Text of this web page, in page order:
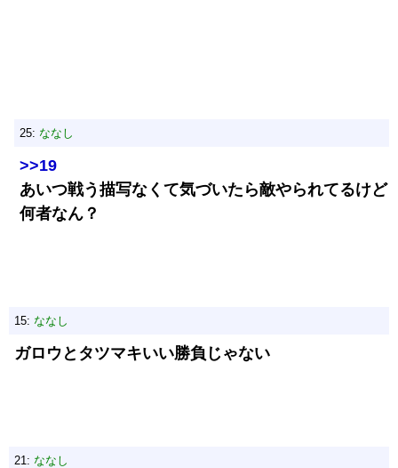
25: ななし
>>19
あいつ戦う描写なくて気づいたら敵やられてるけど
何者なん？
15: ななし
ガロウとタツマキいい勝負じゃない
21: ななし